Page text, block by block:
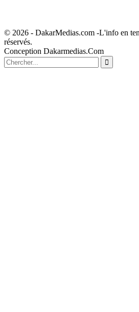
© 2026 - DakarMedias.com -L'info en
réservés.
Conception Dakarmedias.Com